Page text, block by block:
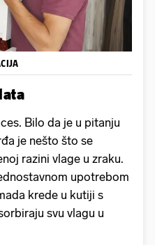
Bilo da je u pitanju
je nešto što se
razini vlage u zraku.
upotrebom
krede u kutiji s
svu vlagu u